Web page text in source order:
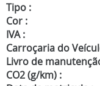
Tipo :
Cor :
IVA :
Carroçaria do
Livro de
CO2 (g/km) :